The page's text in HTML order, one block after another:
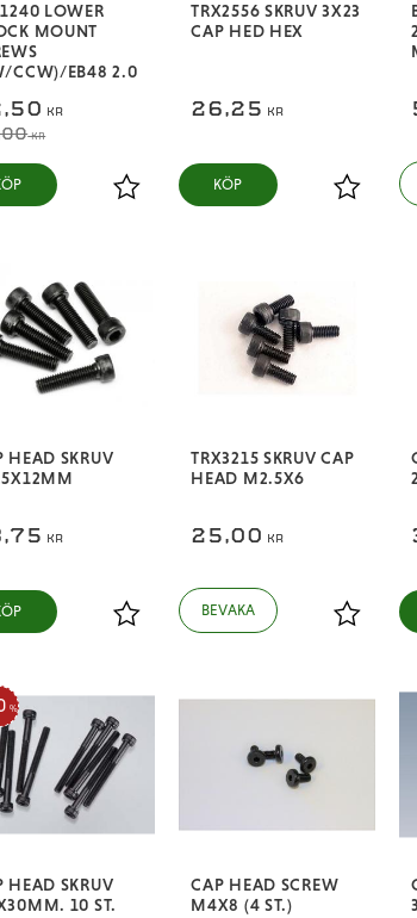
LOWER
MOUNT
CCW)/EB48 2.0
KR
KR
Lägg till i favoriter
TRX2556 SKRUV 3X23
CAP HED HEX
26,25 KR
Lägg till
KÖP
HEAD SKRUV
KR
Lägg till i favoriter
TRX3215 SKRUV CAP
HEAD M2.5X6
25,00 KR
Lägg till
HEAD SKRUV
10 ST.
%
CAP HEAD SCREW
M4X8 (4 ST.)